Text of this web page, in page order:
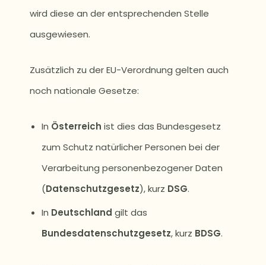
wird diese an der entsprechenden Stelle
ausgewiesen.
Zusätzlich zu der EU-Verordnung gelten auch
noch nationale Gesetze:
In Österreich ist dies das Bundesgesetz
zum Schutz natürlicher Personen bei der
Verarbeitung personenbezogener Daten
(Datenschutzgesetz), kurz DSG.
In Deutschland gilt das
Bundesdatenschutzgesetz, kurz BDSG.